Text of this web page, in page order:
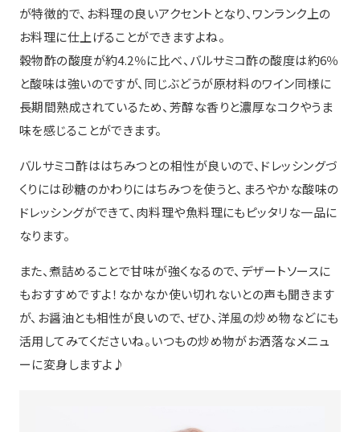
が特徴的で、お料理の良いアクセントとなり、ワンランク上の
お料理に仕上げることができますよね。
穀物酢の酸度が約4.2％に比べ、バルサミコ酢の酸度は約6％
と酸味は強いのですが、同じぶどうが原材料のワイン同様に
長期間熟成されているため、芳醇な香りと濃厚なコクやうま
味を感じることができます。
バルサミコ酢ははちみつとの相性が良いので、ドレッシングづ
くりには砂糖のかわりにはちみつを使うと、まろやかな酸味の
ドレッシングができて、肉料理や魚料理にもピッタリな一品に
なります。
また、煮詰めることで甘味が強くなるので、デザートソースに
もおすすめですよ！なかなか使い切れないとの声も聞きます
が、お醤油とも相性が良いので、ぜひ、洋風の炒め物などにも
活用してみてくださいね。いつもの炒め物がお洒落なメニュ
ーに変身しますよ♪